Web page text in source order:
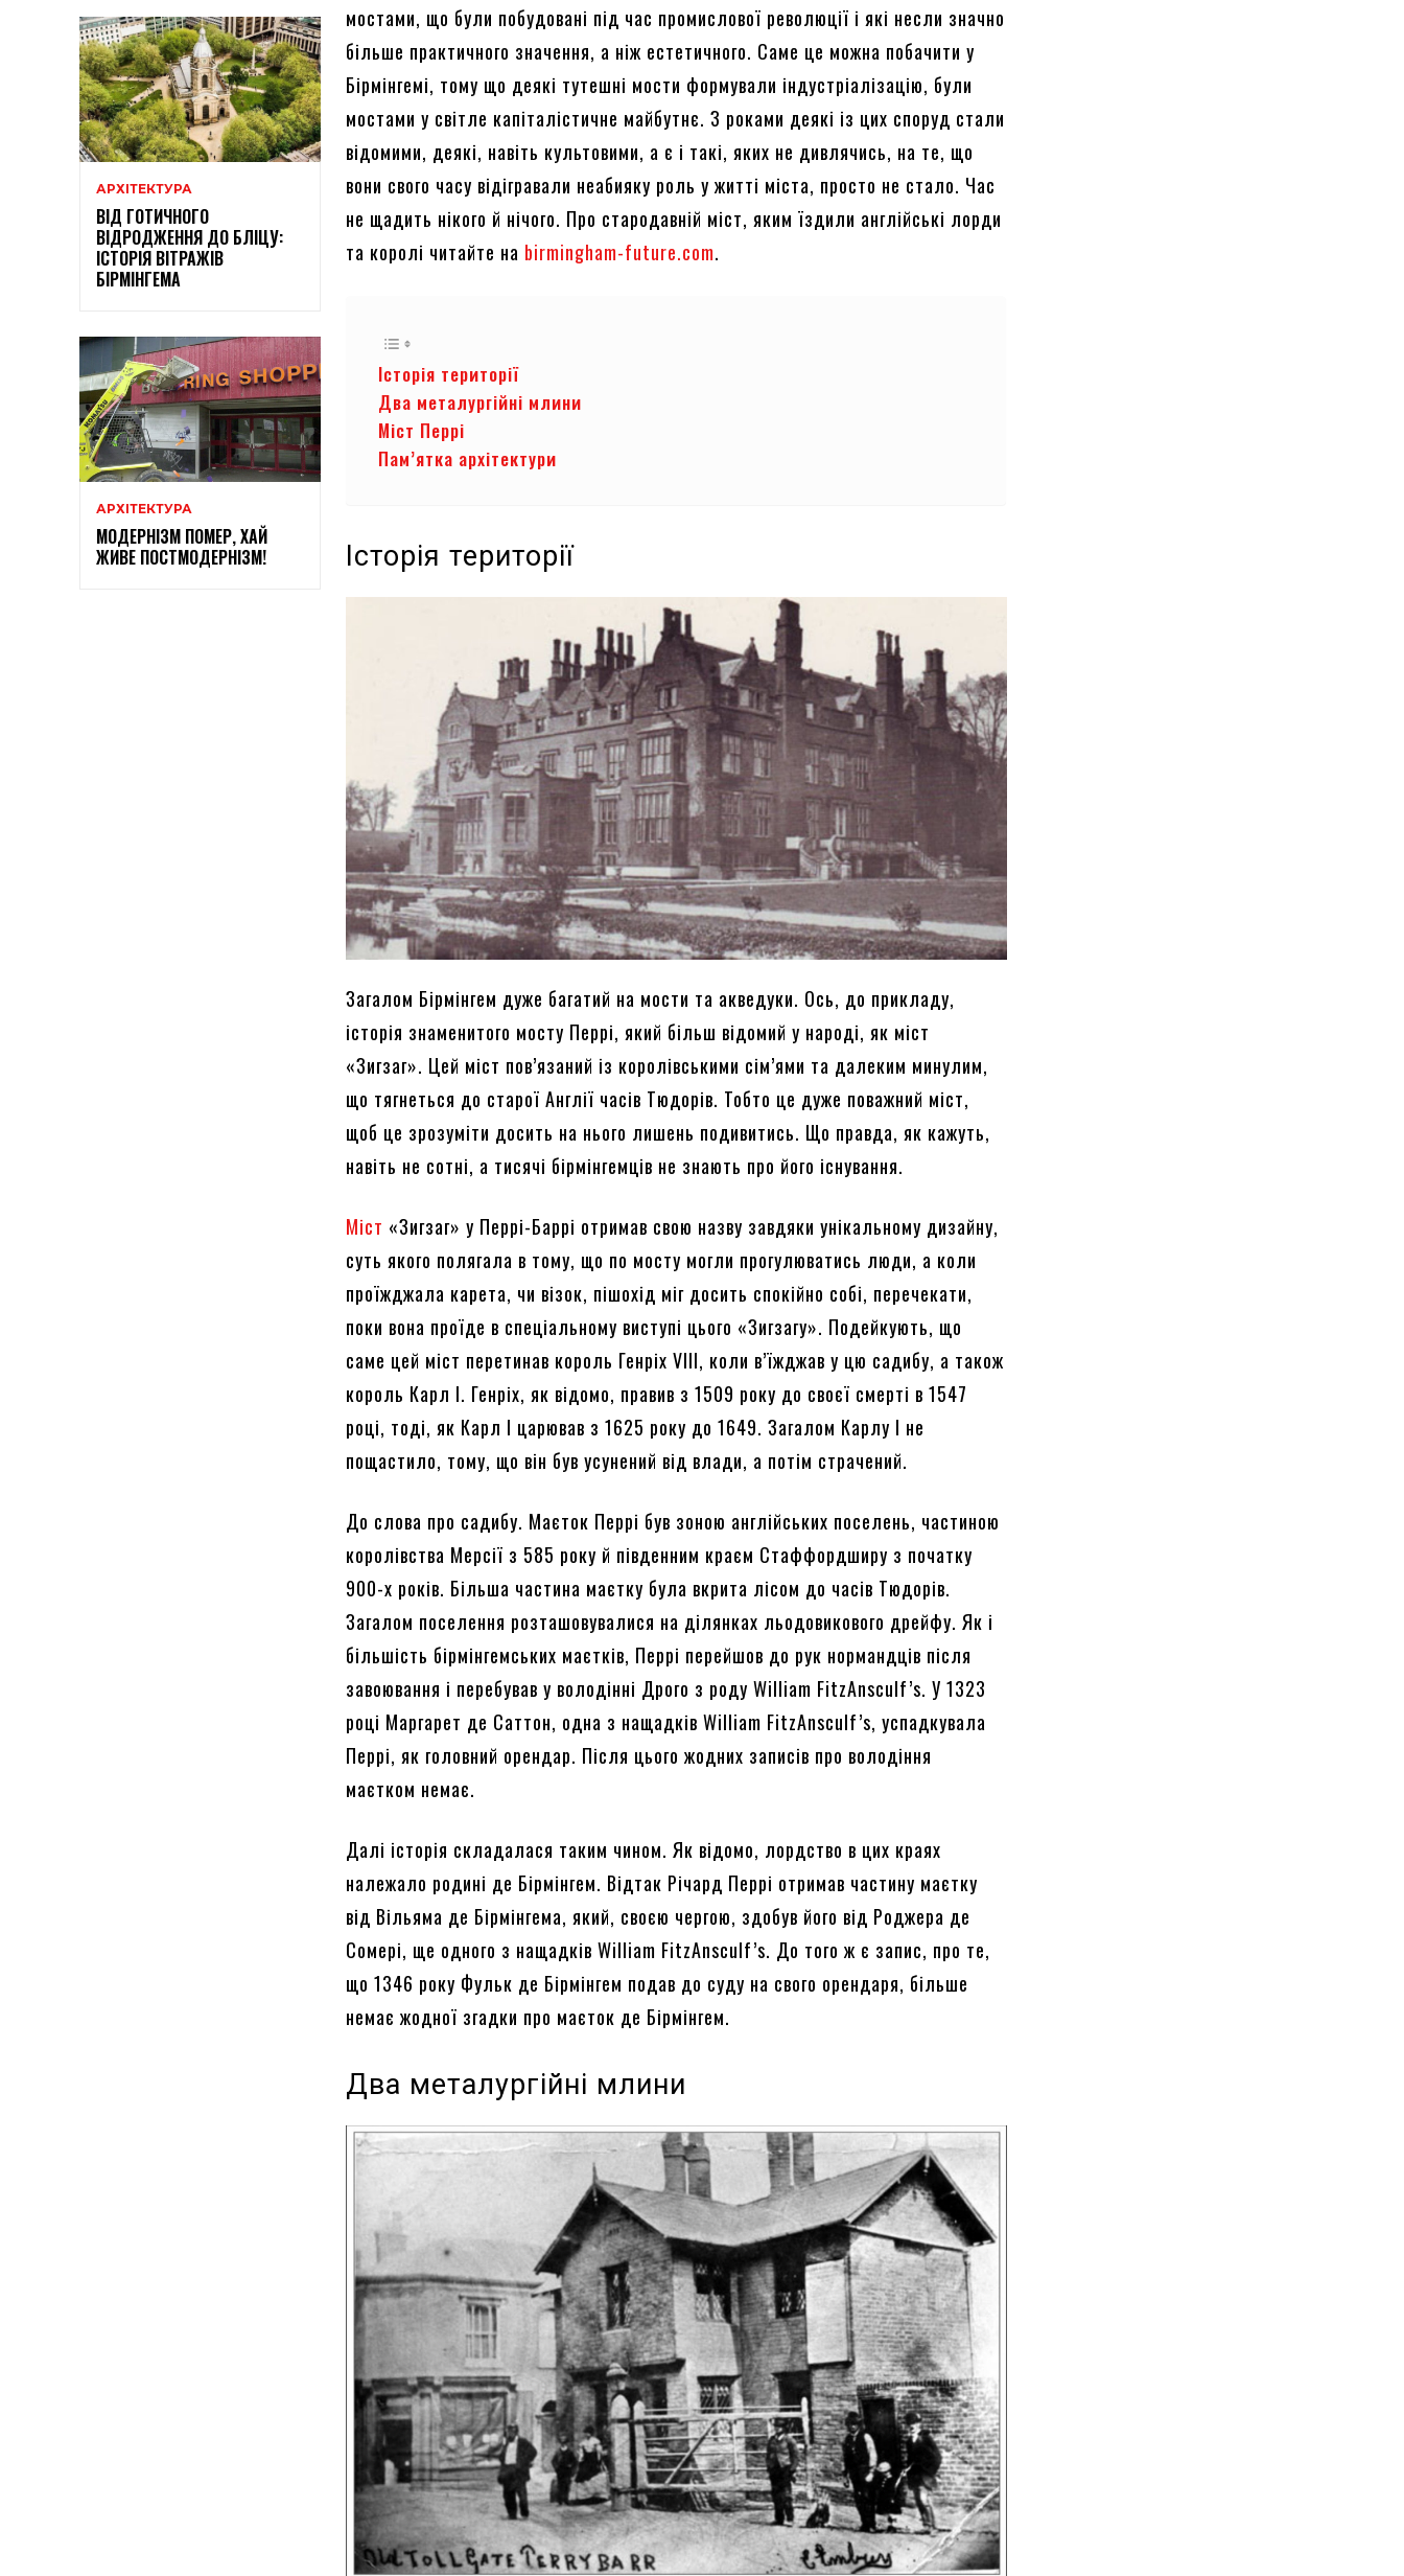
АРХІТЕКТУРА
ВІД ГОТИЧНОГО
ВІДРОДЖЕННЯ ДО БЛІЦУ:
ІСТОРІЯ ВІТРАЖІВ
БІРМІНГЕМА
АРХІТЕКТУРА
МОДЕРНІЗМ ПОМЕР, ХАЙ
ЖИВЕ ПОСТМОДЕРНІЗМ!
мостами, що були побудовані під час промислової революції і які несли значно
більше практичного значення, а ніж естетичного. Саме це можна побачити у
Бірмінгемі, тому що деякі тутешні мости формували індустріалізацію, були
мостами у світле капіталістичне майбутнє. З роками деякі із цих споруд стали
відомими, деякі, навіть культовими, а є і такі, яких не дивлячись, на те, що
вони свого часу відігравали неабияку роль у житті міста, просто не стало. Час
не щадить нікого й нічого. Про стародавній міст, яким їздили англійські лорди
та королі читайте на birmingham-future.com.
Історія території
Два металургійні млини
Міст Перрі
Пам’ятка архітектури
Історія території
Загалом Бірмінгем дуже багатий на мости та акведуки. Ось, до прикладу,
історія знаменитого мосту Перрі, який більш відомий у народі, як міст
«Зигзаг». Цей міст пов’язаний із королівськими сім’ями та далеким минулим,
що тягнеться до старої Англії часів Тюдорів. Тобто це дуже поважний міст,
щоб це зрозуміти досить на нього лишень подивитись. Що правда, як кажуть,
навіть не сотні, а тисячі бірмінгемців не знають про його існування.
Міст «Зигзаг» у Перрі-Баррі отримав свою назву завдяки унікальному дизайну,
суть якого полягала в тому, що по мосту могли прогулюватись люди, а коли
проїжджала карета, чи візок, пішохід міг досить спокійно собі, перечекати,
поки вона проїде в спеціальному виступі цього «Зигзагу». Подейкують, що
саме цей міст перетинав король Генріх VIII, коли в’їжджав у цю садибу, а також
король Карл I. Генріх, як відомо, правив з 1509 року до своєї смерті в 1547
році, тоді, як Карл I царював з 1625 року до 1649. Загалом Карлу I не
пощастило, тому, що він був усунений від влади, а потім страчений.
До слова про садибу. Маєток Перрі був зоною англійських поселень, частиною
королівства Мерсії з 585 року й південним краєм Стаффордширу з початку
900-х років. Більша частина маєтку була вкрита лісом до часів Тюдорів.
Загалом поселення розташовувалися на ділянках льодовикового дрейфу. Як і
більшість бірмінгемських маєтків, Перрі перейшов до рук нормандців після
завоювання і перебував у володінні Дрого з роду William FitzAnsculf’s. У 1323
році Маргарет де Саттон, одна з нащадків William FitzAnsculf’s, успадкувала
Перрі, як головний орендар. Після цього жодних записів про володіння
маєтком немає.
Далі історія складалася таким чином. Як відомо, лордство в цих краях
належало родині де Бірмінгем. Відтак Річард Перрі отримав частину маєтку
від Вільяма де Бірмінгема, який, своєю чергою, здобув його від Роджера де
Сомері, ще одного з нащадків William FitzAnsculf’s. До того ж є запис, про те,
що 1346 року Фульк де Бірмінгем подав до суду на свого орендаря, більше
немає жодної згадки про маєток де Бірмінгем.
Два металургійні млини